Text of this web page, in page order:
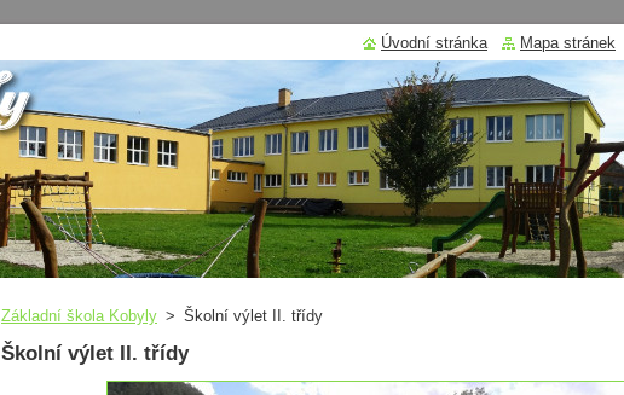
Základní škola Kobyly > Školní výlet II. třídy
Školní výlet II. třídy
Úvodní stránka Mapa stránek